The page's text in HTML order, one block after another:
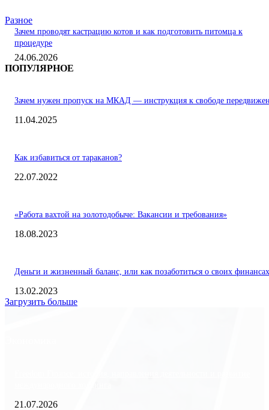
Разное
Зачем проводят кастрацию котов и как подготовить питомца к
процедуре
24.06.2026
ПОПУЛЯРНОЕ
Зачем нужен пропуск на МКАД — инструкция к свободе
11.04.2025
Как избавиться от тараканов?
22.07.2022
«Работа вахтой на золотодобыче: Вакансии и требования»
18.08.2023
Деньги и жизненный баланс, или как позаботиться о своих финансах
13.02.2023
Загрузить больше
21.07.2026